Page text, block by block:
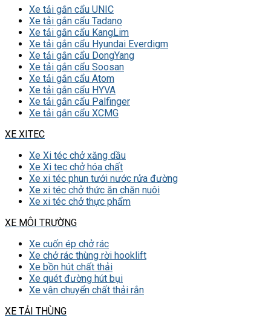
Xe tải gắn cẩu UNIC
Xe tải gắn cẩu Tadano
Xe tải gắn cẩu KangLim
Xe tải gắn cẩu Hyundai Everdigm
Xe tải gắn cẩu DongYang
Xe tải gắn cẩu Soosan
Xe tải gắn cẩu Atom
Xe tải gắn cẩu HYVA
Xe tải gắn cẩu Palfinger
Xe tải gắn cẩu XCMG
XE XITEC
Xe Xi téc chở xăng dầu
Xe Xi tec chở hóa chất
Xe xi téc phun tưới nước rửa đường
Xe xi téc chở thức ăn chăn nuôi
Xe xi téc chở thực phẩm
XE MÔI TRƯỜNG
Xe cuốn ép chở rác
Xe chở rác thùng rời hooklift
Xe bồn hút chất thải
Xe quét đường hút bụi
Xe vận chuyển chất thải rắn
XE TẢI THÙNG